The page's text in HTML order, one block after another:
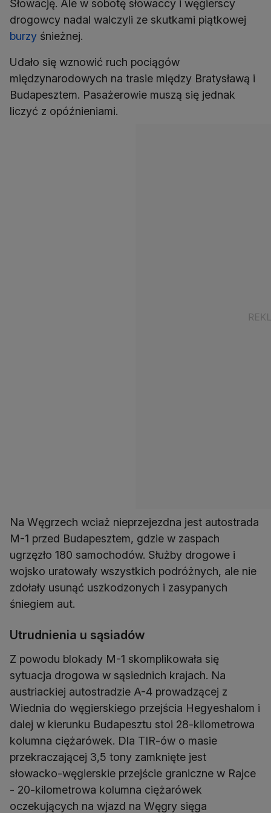
Słowację. Ale w sobotę słowaccy i węgierscy
drogowcy nadal walczyli ze skutkami piątkowej
burzy śnieżnej.
Udało się wznowić ruch pociągów
międzynarodowych na trasie między Bratysławą i
Budapesztem. Pasażerowie muszą się jednak
liczyć z opóźnieniami.
Na Węgrzech wciaż nieprzejezdna jest autostrada
M-1 przed Budapesztem, gdzie w zaspach
ugrzęzło 180 samochodów. Służby drogowe i
wojsko uratowały wszystkich podróżnych, ale nie
zdołały usunąć uszkodzonych i zasypanych
śniegiem aut.
Utrudnienia u sąsiadów
Z powodu blokady M-1 skomplikowała się
sytuacja drogowa w sąsiednich krajach. Na
austriackiej autostradzie A-4 prowadzącej z
Wiednia do węgierskiego przejścia Hegyeshalom i
dalej w kierunku Budapesztu stoi 28-kilometrowa
kolumna ciężarówek. Dla TIR-ów o masie
przekraczającej 3,5 tony zamknięte jest
słowacko-węgierskie przejście graniczne w Rajce
- 20-kilometrowa kolumna ciężarówek
oczekujących na wjazd na Węgry sięga